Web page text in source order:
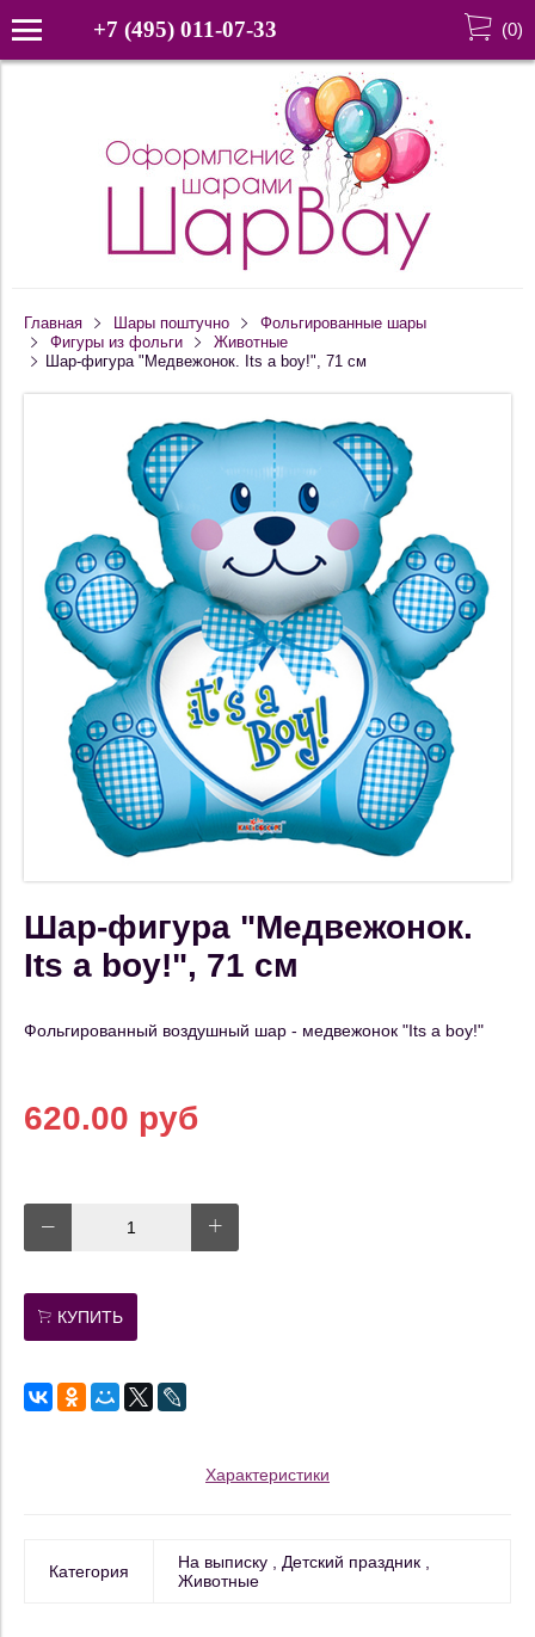
+7 (495) 011-07-33 (0)
Главная Шары поштучно
Фольгированные шары
Фигуры из фольги
Животные
Шар-фигура "Медвежонок. Its a boy!", 71 см
Шар-фигура "Медвежонок.
Its a boy!", 71 см
Фольгированный воздушный шар - медвежонок "Its a boy!"
620.00 руб
КУПИТЬ
Характеристики
Категория На выписку
Детский праздник
Животные